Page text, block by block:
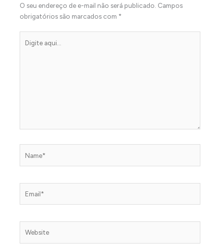
O seu endereço de e-mail não será publicado. Campos
obrigatórios são marcados com *
aqui...